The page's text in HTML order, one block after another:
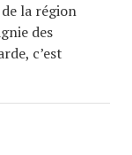
la région
des
c’est